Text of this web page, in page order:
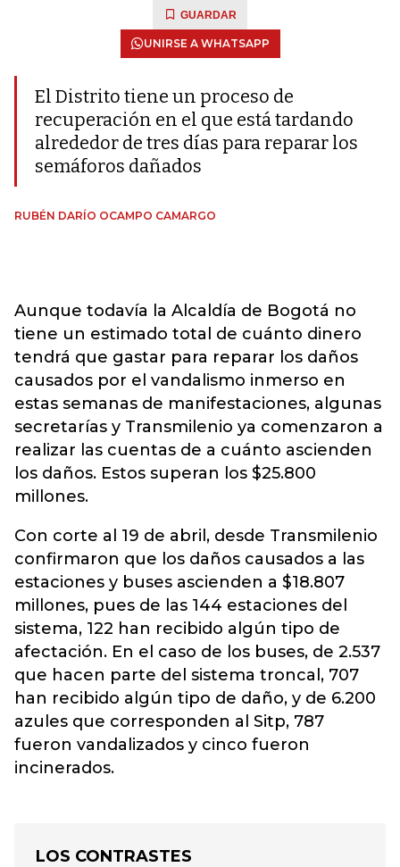
GUARDAR
UNIRSE A WHATSAPP
El Distrito tiene un proceso de
recuperación en el que está tardando
alrededor de tres días para reparar los
semáforos dañados
RUBÉN DARÍO OCAMPO CAMARGO
Aunque todavía la Alcaldía de Bogotá no
tiene un estimado total de cuánto dinero
tendrá que gastar para reparar los daños
causados por el vandalismo inmerso en
estas semanas de manifestaciones, algunas
secretarías y Transmilenio ya comenzaron a
realizar las cuentas de a cuánto ascienden
los daños. Estos superan los $25.800
millones.
Con corte al 19 de abril, desde Transmilenio
confirmaron que los daños causados a las
estaciones y buses ascienden a $18.807
millones, pues de las 144 estaciones del
sistema, 122 han recibido algún tipo de
afectación. En el caso de los buses, de 2.537
que hacen parte del sistema troncal, 707
han recibido algún tipo de daño, y de 6.200
azules que corresponden al Sitp, 787
fueron vandalizados y cinco fueron
incinerados.
LOS CONTRASTES